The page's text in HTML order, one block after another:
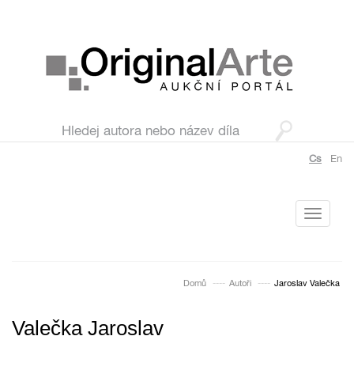
Cs En
Toggle
Domů Autoři Jaroslav Valečka
Valečka Jaroslav